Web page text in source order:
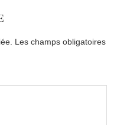
Les champs obligatoires